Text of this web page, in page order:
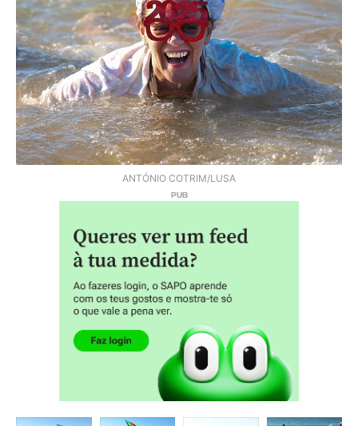
ANTÓNIO COTRIM/LUSA